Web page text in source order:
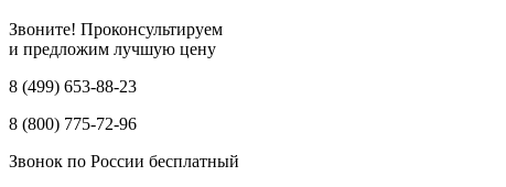
Звоните! Проконсультируем
и предложим лучшую цену
8 (499) 653-88-23
8 (800) 775-72-96
Звонок по России бесплатный